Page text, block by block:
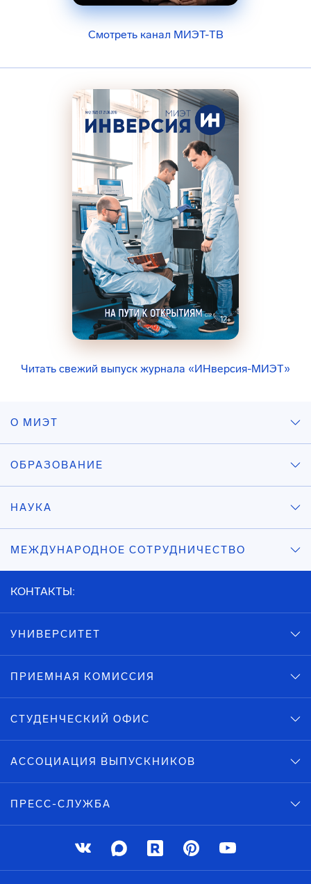
Смотреть канал МИЭТ-ТВ
Читать свежий выпуск журнала «ИНверсия-МИЭТ»
О МИЭТ
ОБРАЗОВАНИЕ
НАУКА
МЕЖДУНАРОДНОЕ СОТРУДНИЧЕСТВО
КОНТАКТЫ:
УНИВЕРСИТЕТ
ПРИЕМНАЯ КОМИССИЯ
СТУДЕНЧЕСКИЙ ОФИС
АССОЦИАЦИЯ ВЫПУСКНИКОВ
ПРЕСС-СЛУЖБА